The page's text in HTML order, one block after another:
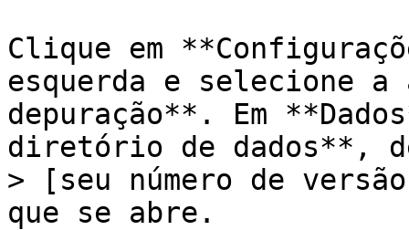
Clique em
esquerda e selecione a
depuração**. Em
diretório de dados**,
> [seu número de
que se abre.